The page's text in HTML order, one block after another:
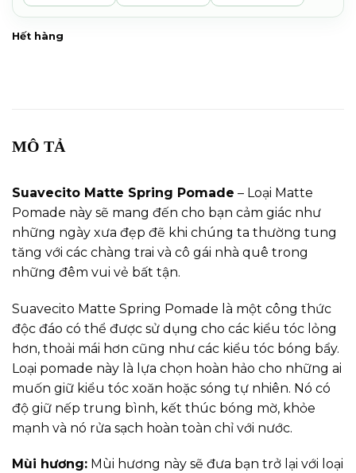
Hết hàng
MÔ TẢ
Suavecito Matte Spring Pomade – Loại Matte
Pomade này sẽ mang đến cho bạn cảm giác như
những ngày xưa đẹp đẽ khi chúng ta thường tung
tăng với các chàng trai và cô gái nhà quê trong
những đêm vui vẻ bất tận.
Suavecito Matte Spring Pomade là một công thức
độc đáo có thể được sử dụng cho các kiểu tóc lỏng
hơn, thoải mái hơn cũng như các kiểu tóc bóng bẩy.
Loại pomade này là lựa chọn hoàn hảo cho những ai
muốn giữ kiểu tóc xoăn hoặc sóng tự nhiên. Nó có
độ giữ nếp trung bình, kết thúc bóng mờ, khỏe
mạnh và nó rửa sạch hoàn toàn chỉ với nước.
Mùi hương: Mùi hương này sẽ đưa bạn trở lại với loại